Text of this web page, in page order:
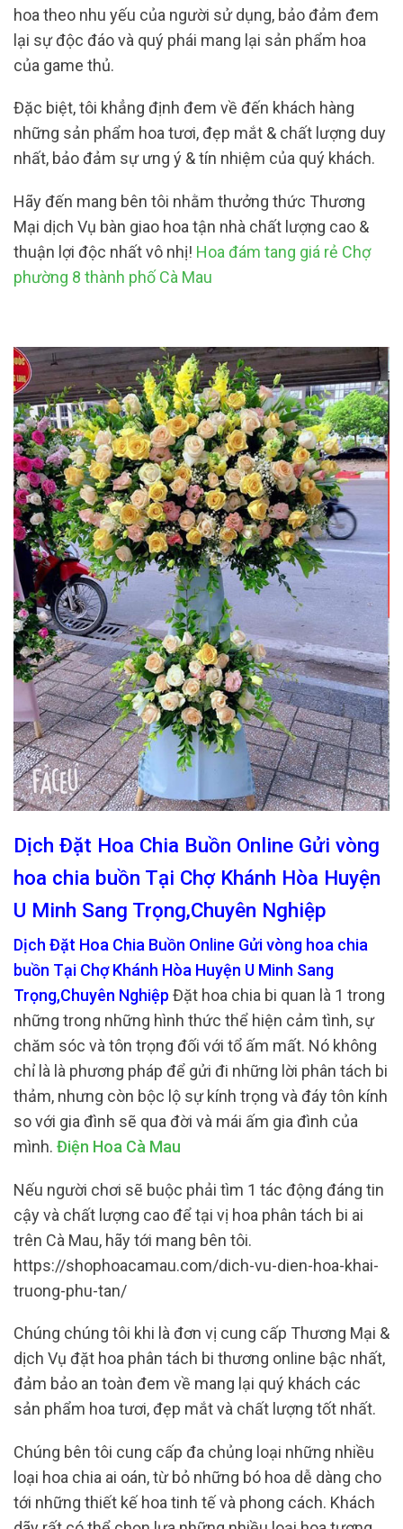
hoa theo nhu yếu của người sử dụng, bảo đảm đem
lại sự độc đáo và quý phái mang lại sản phẩm hoa
của game thủ.
Đặc biệt, tôi khẳng định đem về đến khách hàng
những sản phẩm hoa tươi, đẹp mắt & chất lượng duy
nhất, bảo đảm sự ưng ý & tín nhiệm của quý khách.
Hãy đến mang bên tôi nhằm thưởng thức Thương
Mại dịch Vụ bàn giao hoa tận nhà chất lượng cao &
thuận lợi độc nhất vô nhị! Hoa đám tang giá rẻ Chợ
phường 8 thành phố Cà Mau
Dịch Đặt Hoa Chia Buồn Online Gửi vòng
hoa chia buồn Tại Chợ Khánh Hòa Huyện
U Minh Sang Trọng,Chuyên Nghiệp
Dịch Đặt Hoa Chia Buồn Online Gửi vòng hoa chia
buồn Tại Chợ Khánh Hòa Huyện U Minh Sang
Trọng,Chuyên Nghiệp Đặt hoa chia bi quan là 1 trong
những trong những hình thức thể hiện cảm tình, sự
chăm sóc và tôn trọng đối với tổ ấm mất. Nó không
chỉ là là phương pháp để gửi đi những lời phân tách bi
thảm, nhưng còn bộc lộ sự kính trọng và đáy tôn kính
so với gia đình sẽ qua đời và mái ấm gia đình của
mình. Điện Hoa Cà Mau
Nếu người chơi sẽ buộc phải tìm 1 tác động đáng tin
cậy và chất lượng cao để tại vị hoa phân tách bi ai
trên Cà Mau, hãy tới mang bên tôi.
https://shophoacamau.com/dich-vu-dien-hoa-khai-
truong-phu-tan/
Chúng chúng tôi khi là đơn vị cung cấp Thương Mại &
dịch Vụ đặt hoa phân tách bi thương online bậc nhất,
đảm bảo an toàn đem về mang lại quý khách các
sản phẩm hoa tươi, đẹp mắt và chất lượng tốt nhất.
Chúng bên tôi cung cấp đa chủng loại những nhiều
loại hoa chia ai oán, từ bỏ những bó hoa dễ dàng cho
tới những thiết kế hoa tinh tế và phong cách. Khách